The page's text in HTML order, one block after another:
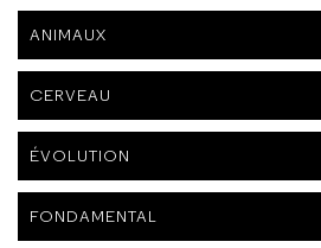
ANIMAUX
CERVEAU
ÉVOLUTION
FONDAMENTAL